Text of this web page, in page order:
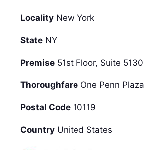
Locality New York
State NY
Premise 51st Floor, Suite 5130
Thoroughfare One Penn Plaza
Postal Code 10119
Country United States